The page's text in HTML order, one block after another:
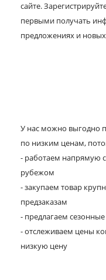
сайте.
первыми получать
предложениях и
У нас можно выгодно
по низким ценам,
- работаем напрямую
рубежом
- закупаем товар
предзаказам
- предлагаем
- отслеживаем цены
низкую цену